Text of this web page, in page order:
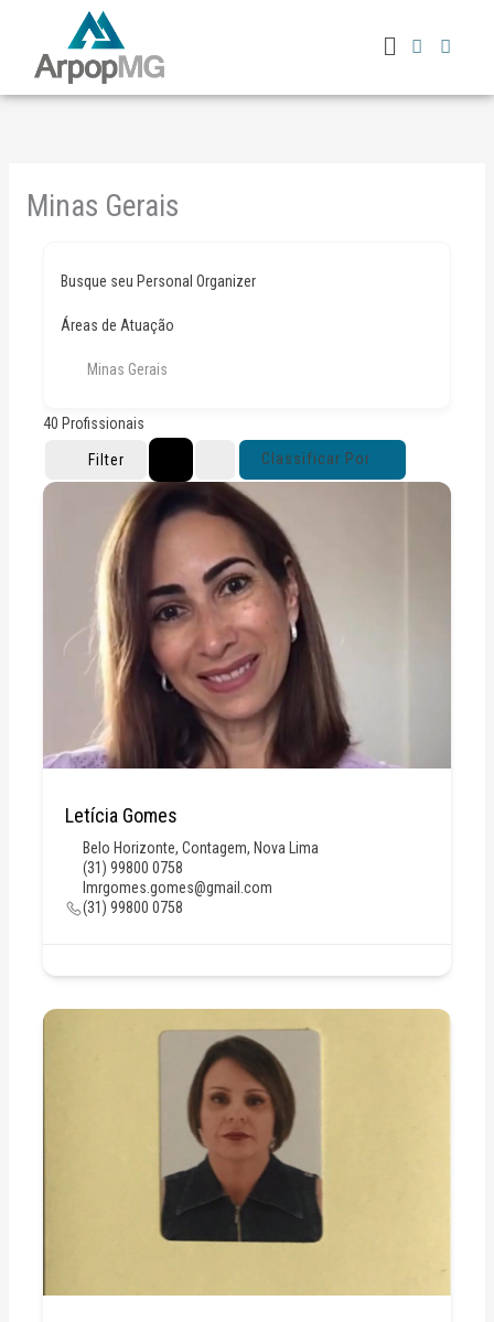
conteúdo
Menu
Minas Gerais
Busque seu Personal Organizer
Áreas de Atuação
Minas Gerais
40 Profissionais
Filter Classificar Por
Letícia Gomes
Belo Horizonte, Contagem, Nova Lima
(31) 99800 0758
lmrgomes.gomes@gmail.com
(31) 99800 0758